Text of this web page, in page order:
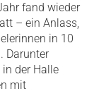
fand wieder
– ein Anlass,
in 10
Darunter
in der Halle
mit